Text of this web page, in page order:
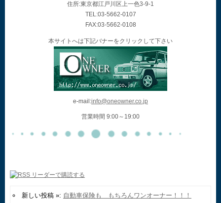
住所:東京都江戸川区上一色3-9-1
TEL:03-5662-0107
FAX:03-5662-0108
本サイトへは下記バナーをクリックして下さい
e-mail:info@oneowner.co.jp
営業時間 9:00～19:00
新しい投稿 »: 自動車保険も もちろんワンオーナー！！！